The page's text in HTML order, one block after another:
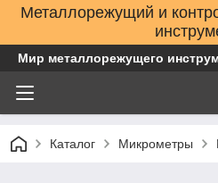
Металлорежущий и
Мир металлорежущего
Каталог Микрометры